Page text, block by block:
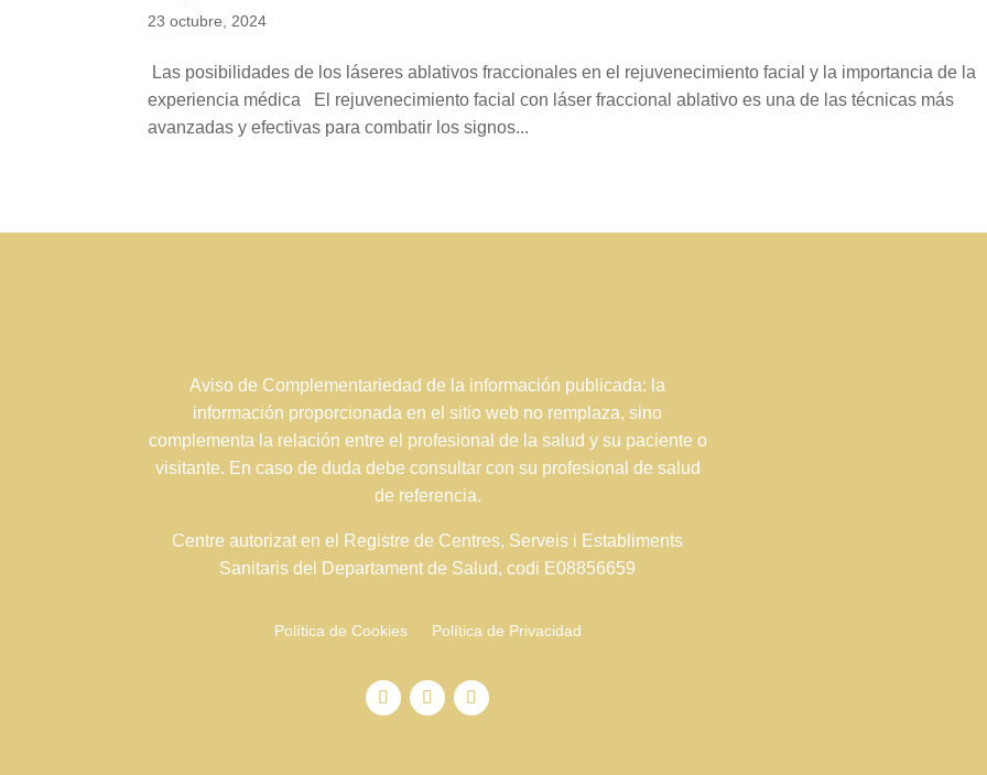
23 octubre, 2024
Las posibilidades de los láseres ablativos fraccionales en el rejuvenecimiento facial y la importancia de la
experiencia médica El rejuvenecimiento facial con láser fraccional ablativo es una de las técnicas más
avanzadas y efectivas para combatir los signos...
Aviso de Complementariedad de la información publicada: la
información proporcionada en el sitio web no remplaza, sino
complementa la relación entre el profesional de la salud y su paciente o
visitante. En caso de duda debe consultar con su profesional de salud
de referencia.
Centre autorizat en el Registre de Centres, Serveis i Establiments
Sanitaris del Departament de Salud, codi E08856659
Política de Cookies Política de Privacidad